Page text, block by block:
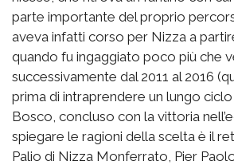
parte importante del proprio
aveva infatti corso per Nizza a
quando fu ingaggiato poco più che
successivamente dal 2011 al 2016
prima di intraprendere un lungo
Bosco, concluso con la vittoria
spiegare le ragioni della scelta è il
Palio di Nizza Monferrato, Pier